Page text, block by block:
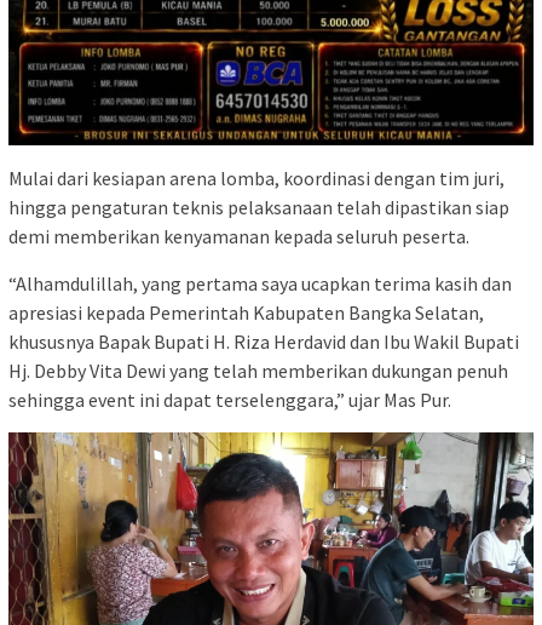
Mulai dari kesiapan arena lomba, koordinasi dengan tim juri,
hingga pengaturan teknis pelaksanaan telah dipastikan siap
demi memberikan kenyamanan kepada seluruh peserta.
“Alhamdulillah, yang pertama saya ucapkan terima kasih dan
apresiasi kepada Pemerintah Kabupaten Bangka Selatan,
khususnya Bapak Bupati H. Riza Herdavid dan Ibu Wakil Bupati
Hj. Debby Vita Dewi yang telah memberikan dukungan penuh
sehingga event ini dapat terselenggara,” ujar Mas Pur.